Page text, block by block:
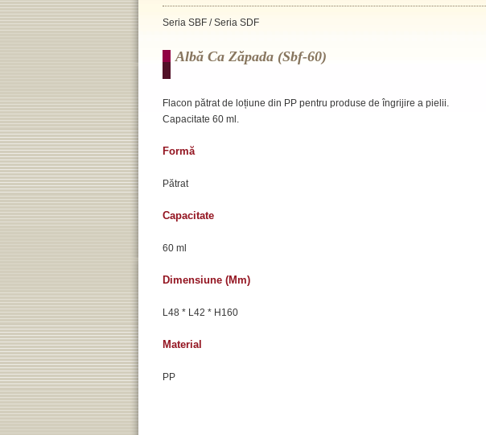
Seria SBF / Seria SDF
Albă Ca Zăpada (sbf-60)
Flacon pătrat de loțiune din PP pentru produse de îngrijire a pielii.
Capacitate 60 ml.
Formă
Pătrat
Capacitate
60 ml
Dimensiune (mm)
L48 * L42 * H160
Material
PP